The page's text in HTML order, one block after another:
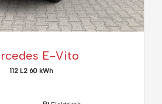
E-Vito
112 L2 60 kWh